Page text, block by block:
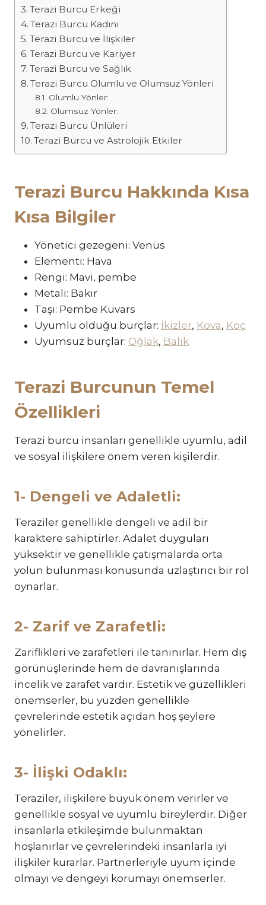
Terazi Burcu Erkeği
Terazi Burcu Kadını
Terazi Burcu ve İlişkiler
Terazi Burcu ve Kariyer
Terazi Burcu ve Sağlık
Terazi Burcu Olumlu ve Olumsuz Yönleri
Olumlu Yönler:
Olumsuz Yönler:
Terazi Burcu Ünlüleri
Terazi Burcu ve Astrolojik Etkiler
Terazi Burcu Hakkında Kısa
Kısa Bilgiler
Yönetici gezegeni: Venüs
Elementi: Hava
Rengi: Mavi, pembe
Metali: Bakır
Taşı: Pembe Kuvars
Uyumlu olduğu burçlar: İkizler, Kova, Koç
Uyumsuz burçlar: Oğlak, Balık
Terazi Burcunun Temel
Özellikleri
Terazi burcu insanları genellikle uyumlu, adil
ve sosyal ilişkilere önem veren kişilerdir.
1- Dengeli ve Adaletli:
Teraziler genellikle dengeli ve adil bir
karaktere sahiptirler. Adalet duyguları
yüksektir ve genellikle çatışmalarda orta
yolun bulunması konusunda uzlaştırıcı bir rol
oynarlar.
2- Zarif ve Zarafetli:
Zariflikleri ve zarafetleri ile tanınırlar. Hem dış
görünüşlerinde hem de davranışlarında
incelik ve zarafet vardır. Estetik ve güzellikleri
önemserler, bu yüzden genellikle
çevrelerinde estetik açıdan hoş şeylere
yönelirler.
3- İlişki Odaklı:
Teraziler, ilişkilere büyük önem verirler ve
genellikle sosyal ve uyumlu bireylerdir. Diğer
insanlarla etkileşimde bulunmaktan
hoşlanırlar ve çevrelerindeki insanlarla iyi
ilişkiler kurarlar. Partnerleriyle uyum içinde
olmayı ve dengeyi korumayı önemserler.